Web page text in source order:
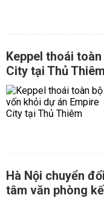
Keppel thoái
City tại Thủ Thiêm
Hà Nội chuyển
tâm văn phòng